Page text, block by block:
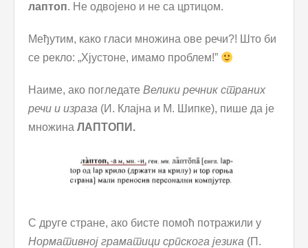
лаптоп. Не одвојено и не са цртицом.
Међутим, како гласи множина ове речи?! Што би
се рекло: „Хјустоне, имамо проблем!”
Наиме, ако погледате Велики речник страних
речи и израза (И. Клајна и М. Шипке), пише да је
множина ЛАПТОПИ.
С друге стране, ако бисте помоћ потражили у
Нормативној граматици српскога језика (П.